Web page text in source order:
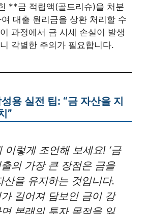
**금 적립액(골드리슈)을 처분
대출 원리금을 상환 처리할 수
과정에서 금 시세 손실이 발생
각별한 주의가 필요합니다.
용 실전 팁: “금 자산을 지
”
이렇게 조언해 보세요! ‘금
의 가장 큰 장점은 금을
산을 유지하는 것입니다.
길어져 담보인 금이 강
본래의 투자 목적을 잃